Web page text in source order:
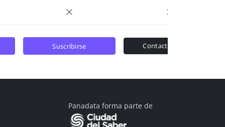
suscribirse contactar ventas
Panadata forma parte de